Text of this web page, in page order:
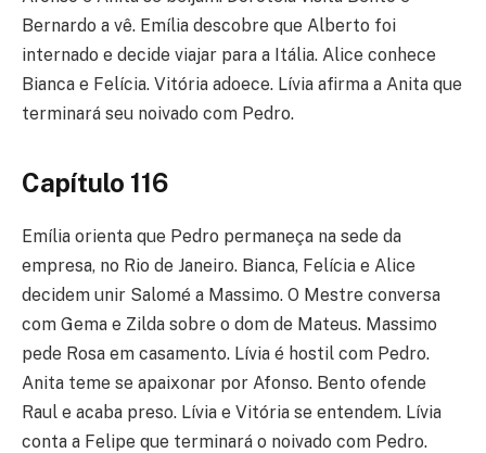
Bernardo a vê. Emília descobre que Alberto foi
internado e decide viajar para a Itália. Alice conhece
Bianca e Felícia. Vitória adoece. Lívia afirma a Anita que
terminará seu noivado com Pedro.
Capítulo 116
Emília orienta que Pedro permaneça na sede da
empresa, no Rio de Janeiro. Bianca, Felícia e Alice
decidem unir Salomé a Massimo. O Mestre conversa
com Gema e Zilda sobre o dom de Mateus. Massimo
pede Rosa em casamento. Lívia é hostil com Pedro.
Anita teme se apaixonar por Afonso. Bento ofende
Raul e acaba preso. Lívia e Vitória se entendem. Lívia
conta a Felipe que terminará o noivado com Pedro.